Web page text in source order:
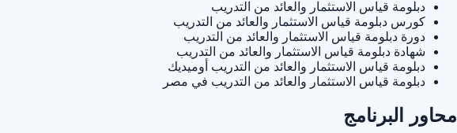
دبلومة قياس الاستثمار والعائد من التدريب
كورس دبلومة قياس الاستثمار والعائد من التدريب
دورة دبلومة قياس الاستثمار والعائد من التدريب
شهادة دبلومة قياس الاستثمار والعائد من التدريب
دبلومة قياس الاستثمار والعائد من التدريب أوميديك
دبلومة قياس الاستثمار والعائد من التدريب في مصر
محاور البرنامج